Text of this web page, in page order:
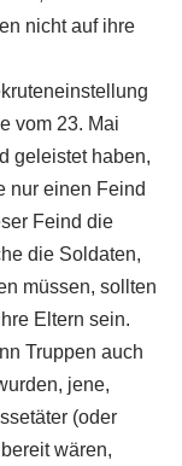
nicht auf ihre
vom 23. Mai
geleistet haben,
nur einen Feind
Feind die
die Soldaten,
müssen, sollten
Eltern sein.
Truppen auch
jene,
(oder
wären,